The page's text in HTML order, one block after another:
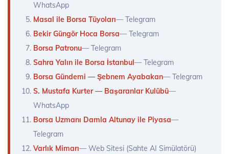
WhatsApp
Masal ile Borsa Tüyoları— Telegram
Bekir Güngör Hoca Borsa— Telegram
Borsa Patronu— Telegram
Sahra Yalın ile Borsa İstanbul— Telegram
Borsa Gündemi — Şebnem Ayabakan— Telegram
S. Mustafa Kurter — Başaranlar Kulübü—
WhatsApp
Borsa Uzmanı Damla Altunay ile Piyasa—
Telegram
Varlık Mimarı— Web Sitesi (Sahte AI Simülatörü)